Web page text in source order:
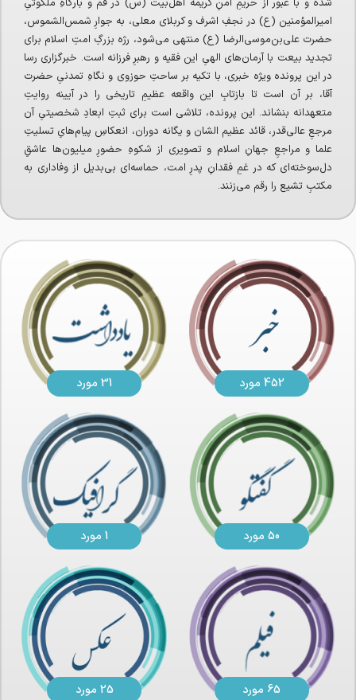
شده و با عبور از حریمِ امنِ کریمه‌ اهل‌بیت (س) در قم و بارگاهِ ملکوتیِ
امیرالمؤمنین (ع) در نجفِ اشرف و کربلای معلی، به جوارِ شمس‌الشموس،
حضرت علی‌بن‌موسی‌الرضا (ع) منتهی می‌شود، رژه‌ بزرگِ امتِ اسلام برای
تجدید بیعت با آرمان‌های الهیِ این فقیه و رهبرِ فرزانه است. خبرگزاری رسا
در این پرونده‌ ویژه خبری، با تکیه بر ساحتِ حوزوی و نگاهِ تمدنیِ حضرت
آقا، بر آن است تا بازتابِ این واقعه‌ عظیمِ تاریخی را در آیینه روایتِ
متعهدانه بنشاند. این پرونده، تلاشی است برای ثبتِ ابعادِ شخصیتیِ آن
مرجعِ عالی‌قدر، قائد عظیم الشان و یگانه دوران، انعکاسِ پیام‌هایِ تسلیتِ
علما و مراجعِ جهانِ اسلام و تصویری از شکوهِ حضورِ میلیون‌ها عاشقِ
دل‌سوخته‌ای که در غمِ فقدانِ پدرِ امت، حماسه‌ای بی‌بدیل از وفاداری به
مکتبِ تشیع را رقم می‌زنند.
452 مورد 31 مورد
50 مورد 1 مورد
65 مورد 25 مورد